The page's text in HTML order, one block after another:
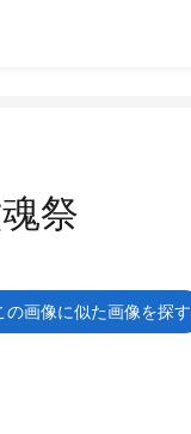
祭
の画像に似た画像を探す